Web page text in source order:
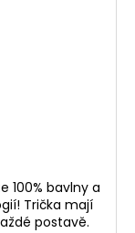
100% bavlny a
Trička mají
postavě.